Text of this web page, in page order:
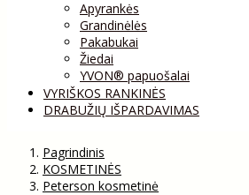
Apyrankės
Grandinėlės
Pakabukai
Žiedai
YVON® papuošalai
VYRIŠKOS RANKINĖS
DRABUŽIŲ IŠPARDAVIMAS
Pagrindinis
KOSMETINĖS
Peterson kosmetinė